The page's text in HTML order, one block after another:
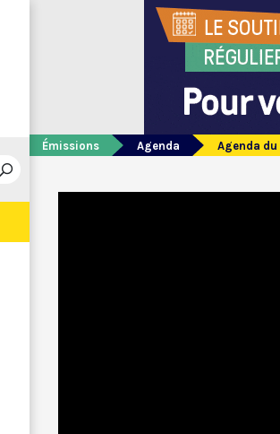
Émissions Agenda Agenda